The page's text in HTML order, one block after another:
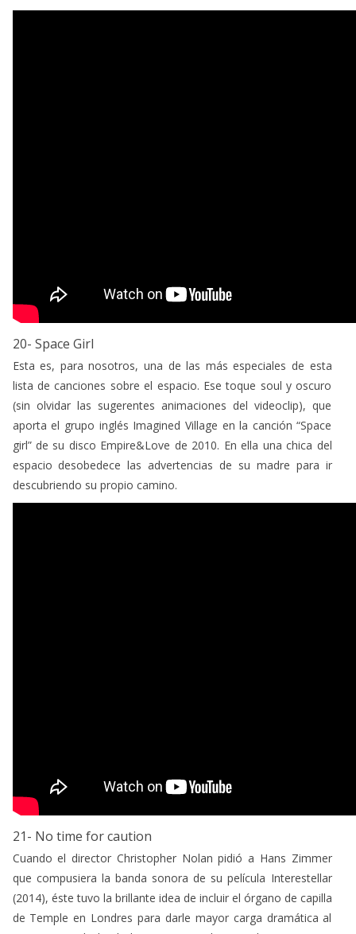
20- Space Girl
Esta es, para nosotros, una de las más especiales de esta
lista de canciones sobre el espacio. Ese toque soul y oscuro
(sin olvidar las sugerentes animaciones del videoclip), que
aporta el grupo inglés Imagined Village en la canción “Space
girl” de su disco Empire&Love de 2010. En ella una chica del
espacio desobedece las advertencias de su madre para ir
descubriendo su propio camino.
21- No time for caution
Cuando el director Christopher Nolan pidió a Hans Zimmer
que compusiera la banda sonora de su película Interestellar
(2014), éste tuvo la brillante idea de incluir el órgano de capilla
de Temple en Londres para darle mayor carga dramática al